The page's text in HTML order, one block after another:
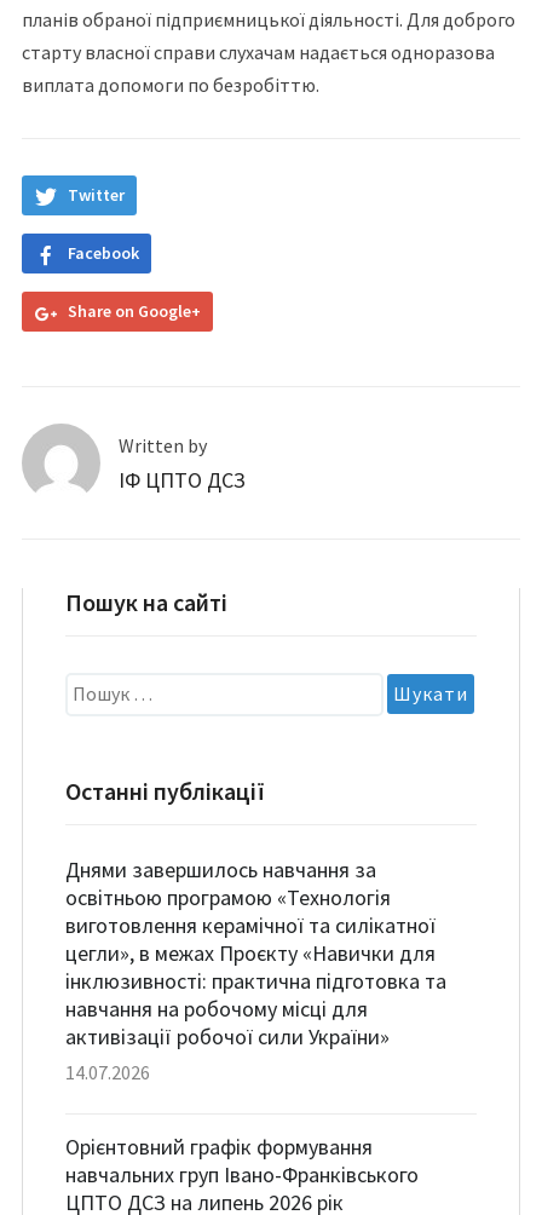
планів обраної підприємницької діяльності. Для доброго
старту власної справи слухачам надається одноразова
виплата допомоги по безробіттю.
Twitter
Facebook
Share on Google+
Written by
ІФ ЦПТО ДСЗ
Пошук на сайті
Останні публікації
Днями завершилось навчання за
освітньою програмою «Технологія
виготовлення керамічної та силікатної
цегли», в межах Проєкту «Навички для
інклюзивності: практична підготовка та
навчання на робочому місці для
активізації робочої сили України»
14.07.2026
Орієнтовний графік формування
навчальних груп Івано-Франківського
ЦПТО ДСЗ на липень 2026 рік